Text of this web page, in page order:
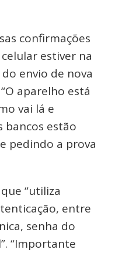
confirmações
estiver na
envio de nova
aparelho está
vai lá e
bancos estão
pedindo a prova
“utiliza
entre
senha do
“Importante